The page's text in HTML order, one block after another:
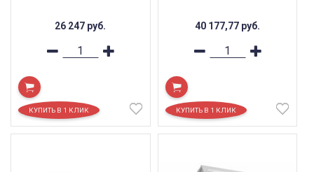
26 247 руб. 40 177,77 руб.